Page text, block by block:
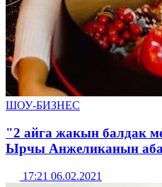
ШОУ-БИЗНЕС
"2 айга жакын балдак
Ырчы Анжеликанын
17:21 06.02.2021